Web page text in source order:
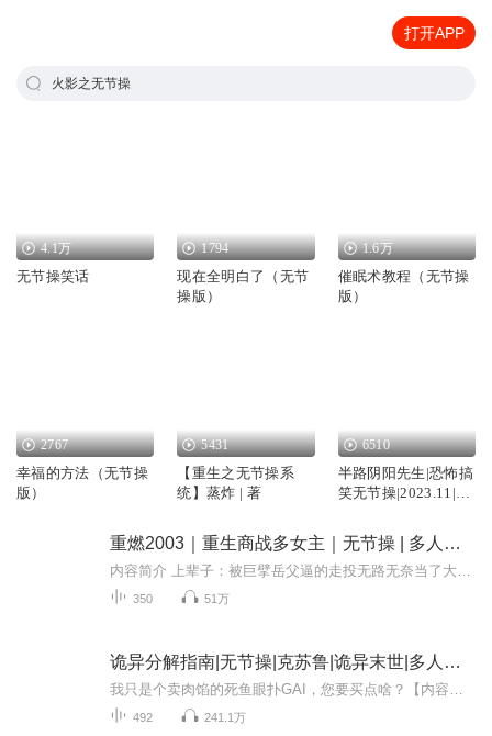
打开APP
火影之无节操
4.1万
无节操笑话
1794
现在全明白了（无节
操版）
1.6万
催眠术教程（无节操
版）
2767
幸福的方法（无节操
版）
5431
【重生之无节操系
统】蒸炸 | 著
6510
半路阴阳先生|恐怖搞
笑无节操|2023.11|免
重燃2003｜重生商战多女主｜无节操 | 多人有声剧
350 51万
诡异分解指南|无节操|克苏鲁|诡异末世|多人有声剧
492 241.1万